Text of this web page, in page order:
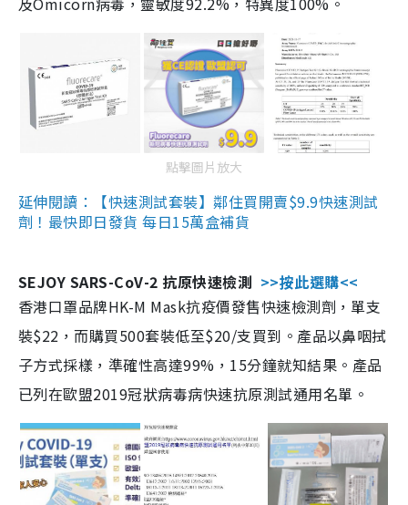
點擊圖片放大
延伸閱讀：【快速測試套裝】鄰住買開賣$9.9快速測試
劑！最快即日發貨 每日15萬盒補貨
SEJOY SARS-CoV-2 抗原快速檢測 >>按此選購<<
香港口罩品牌HK-M Mask抗疫價發售快速檢測劑，單支
裝$22，而購買500套裝低至$20/支買到。產品以鼻咽拭
子方式採樣，準確性高達99%，15分鐘就知結果。產品
已列在歐盟2019冠狀病毒病快速抗原測試通用名單。